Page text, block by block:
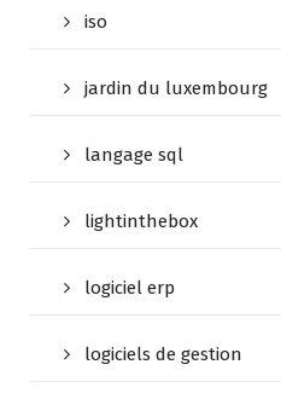
iso
jardin du luxembourg
langage sql
lightinthebox
logiciel erp
logiciels de gestion